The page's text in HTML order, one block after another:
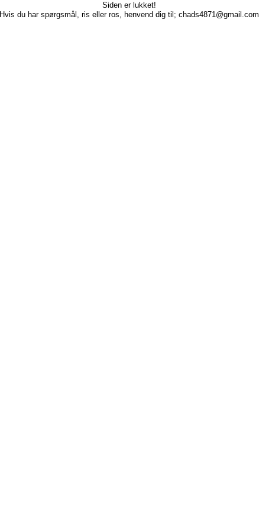
Siden er lukket!
Hvis du har spørgsmål, ris eller ros, henvend dig til; chads4871@gmail.com